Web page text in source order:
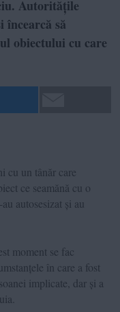
Autoritățile
să
obiectului cu care
cu un tânăr care
ce seamănă cu o
autosesizat și au
moment se fac
în care a fost
implicate, dar și a